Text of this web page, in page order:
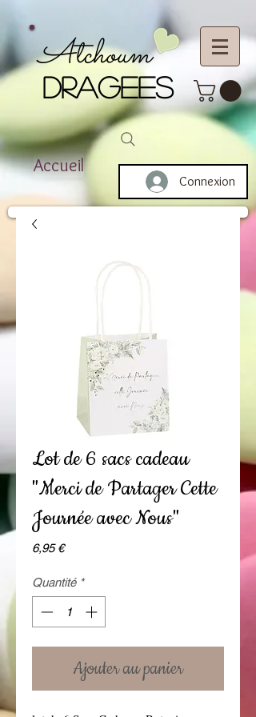
DRAGEES
Atchoum
Accueil
Connexion
Lot de 6 sacs cadeau
"Merci de Partager Cette
Journée avec Nous"
6,95 €Prix
Quantité *
Ajouter au panier